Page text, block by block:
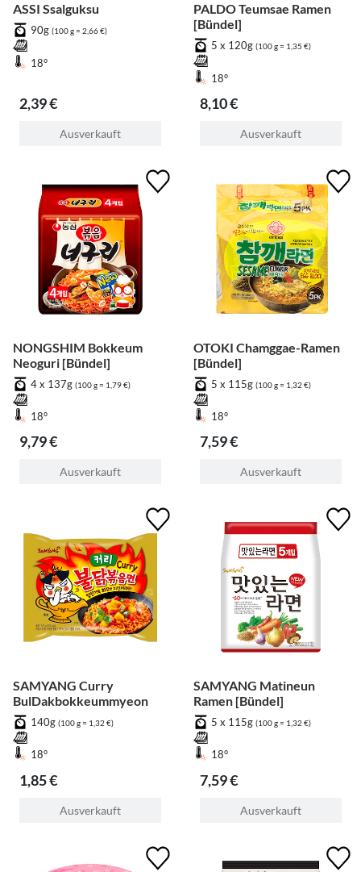
ASSI Ssalguksu
90g (100 g = 2,66 €)
18°
2,39 €
Ausverkauft
PALDO Teumsae Ramen
[Bündel]
5 x 120g (100 g = 1,35 €)
18°
8,10 €
Ausverkauft
NONGSHIM Bokkeum
Neoguri [Bündel]
4 x 137g (100 g = 1,79 €)
18°
9,79 €
Ausverkauft
OTOKI Chamggae-Ramen
[Bündel]
5 x 115g (100 g = 1,32 €)
18°
7,59 €
Ausverkauft
SAMYANG Curry
BulDakbokkeummyeon
140g (100 g = 1,32 €)
18°
1,85 €
Ausverkauft
SAMYANG Matineun
Ramen [Bündel]
5 x 115g (100 g = 1,32 €)
18°
7,59 €
Ausverkauft